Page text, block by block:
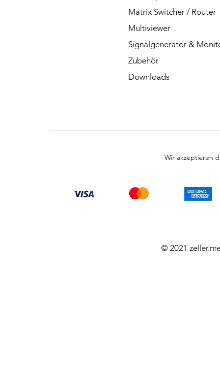
Matrix Switcher / Router
Multiviewer
Signalgenerator &
Zubehör
Downloads
Wir akzeptieren
© 2021